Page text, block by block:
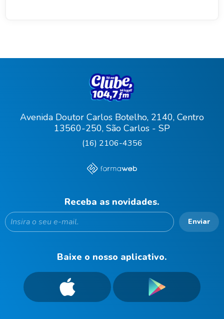
Avenida Doutor Carlos Botelho, 2140, Centro
13560-250, São Carlos - SP
(16) 2106-4356
Receba as novidades.
Enviar
Baixe o nosso aplicativo.